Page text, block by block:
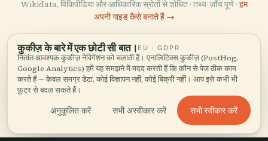
Wikidata, विकिपीडिया और आधिकारिक स्रोतों से शोधित · तथ्य-जाँच पूर्ण · हम
अपनी गाइड कैसे बनाते हैं →
इलाके को घूमें
मोकोटोव क्षेत्र को नक्शे पर देखें और
मानचित्र देखें
कुकीज़ के बारे में एक छोटी सी बात। EU · GDPR
नितांत आवश्यक कुकीज़ नेविगेशन को चलाती हैं। एनालिटिक्स कुकीज़ (PostHog,
Google Analytics) हमें यह समझने में मदद करती हैं कि कौन से पेज ठीक काम
करते हैं — केवल समग्र डेटा, कोई विज्ञापन नहीं, कोई बिक्री नहीं। आप इसे कभी भी
फ़ुटर से बदल सकते हैं।
अनुकूलित करें सभी अस्वीकार करें सभी स्वीकार करें